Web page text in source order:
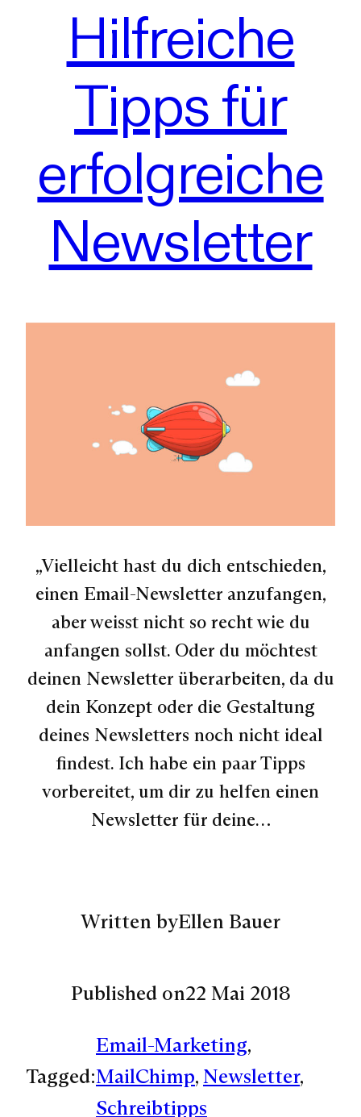
Hilfreiche
Tipps für
erfolgreiche
Newsletter
„Vielleicht hast du dich entschieden,
einen Email-Newsletter anzufangen,
aber weisst nicht so recht wie du
anfangen sollst. Oder du möchtest
deinen Newsletter überarbeiten, da du
dein Konzept oder die Gestaltung
deines Newsletters noch nicht ideal
findest. Ich habe ein paar Tipps
vorbereitet, um dir zu helfen einen
Newsletter für deine…
Written byEllen Bauer
Published on22 Mai 2018
Tagged:
Email-Marketing
MailChimp, Newsletter
Schreibtipps